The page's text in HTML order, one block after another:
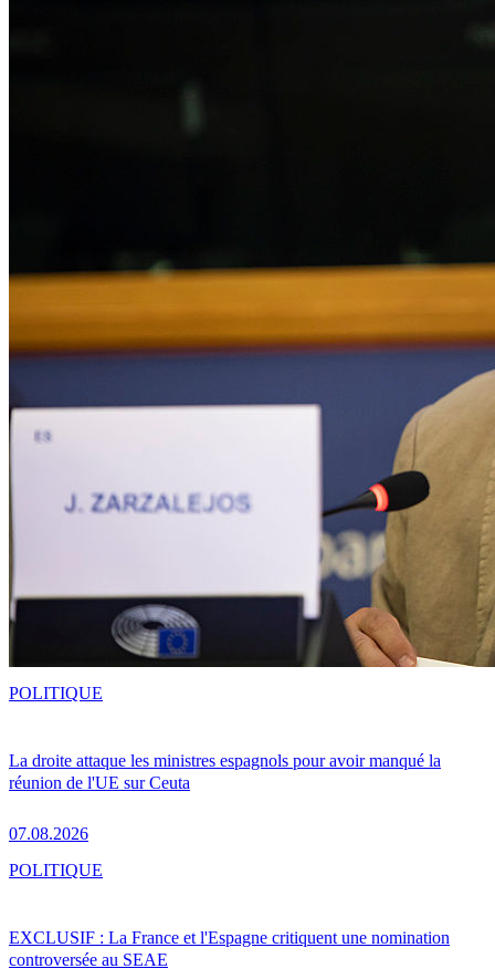
La droite attaque les ministres espagnols pour avoir manqué la
réunion de l'UE sur Ceuta
07.08.2026
POLITIQUE
EXCLUSIF : La France et l'Espagne critiquent une nomination
controversée au SEAE
POLITIQUE